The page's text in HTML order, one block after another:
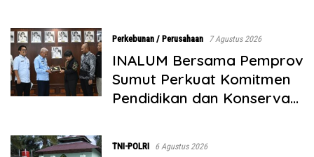
Perkebunan / Perusahaan 7 Agustus 2026
INALUM Bersama Pemprov
Sumut Perkuat Komitmen
Pendidikan dan Konservasi
TNI-POLRI 6 Agustus 2026